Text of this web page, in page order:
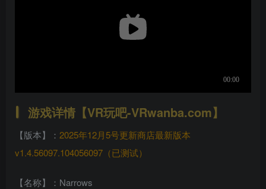
游戏详情【VR玩吧-VRwanba.com】
【版本】： 2025年12月5号更新商店最新版本
v1.4.56097.104056097（已测试）
【名称】：Narrows